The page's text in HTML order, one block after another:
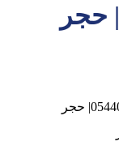
القيوين |0544026642| حجر
تركيب حجر صناعي في ام القيوين |0544026642| حجر